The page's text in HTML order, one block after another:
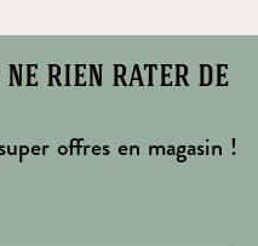
rien rater de
offres en magasin !